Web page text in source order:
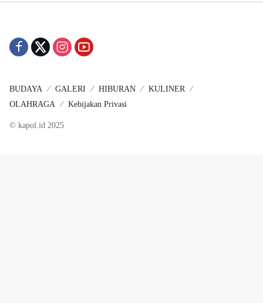
BUDAYA GALERI HIBURAN
KULINER
OLAHRAGA
Kebijakan Privasi
© kapol.id 2025